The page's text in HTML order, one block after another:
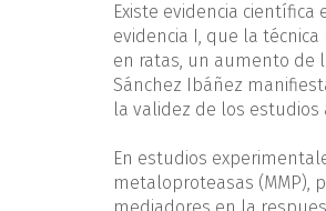
Existe evidencia
evidencia I, que la
en ratas, un aumento de
Sánchez Ibáñez
la validez de los
En estudios
metaloproteasas (MMP),